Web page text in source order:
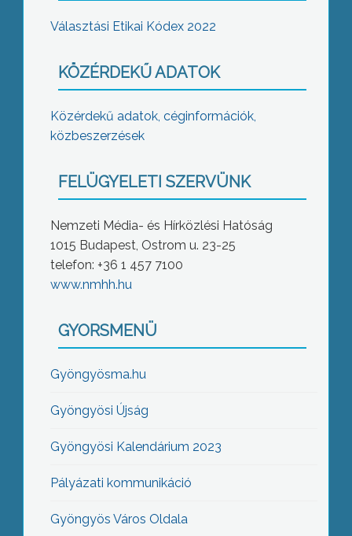
Választási Etikai Kódex 2022
KÖZÉRDEKŰ ADATOK
Közérdekű adatok, céginformációk,
közbeszerzések
FELÜGYELETI SZERVÜNK
Nemzeti Média- és Hírközlési Hatóság
1015 Budapest, Ostrom u. 23-25
telefon: +36 1 457 7100
www.nmhh.hu
GYORSMENÜ
Gyöngyösma.hu
Gyöngyösi Újság
Gyöngyösi Kalendárium 2023
Pályázati kommunikáció
Gyöngyös Város Oldala